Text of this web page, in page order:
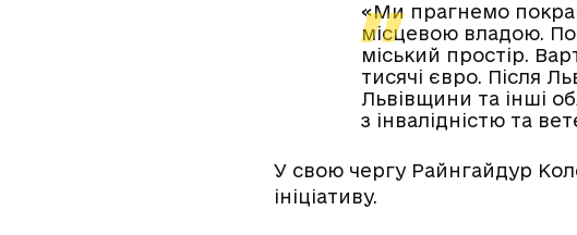
«Ми прагнемо
місцевою владою.
міський простір.
тисячі євро. Після
Львівщини та інші
з інвалідністю та
У свою чергу Райнгайдур
ініціативу.